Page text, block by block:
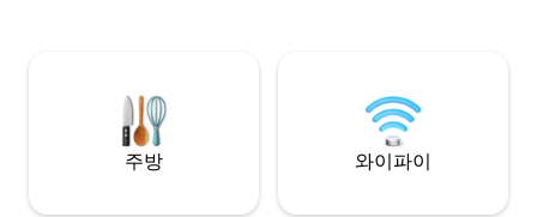
주방 와이파이